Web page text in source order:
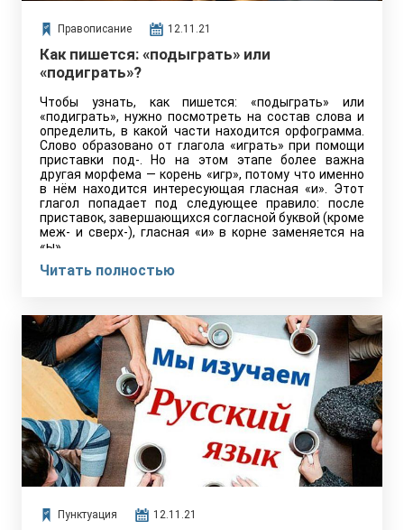
Правописание 12.11.21
Как пишется: «подыграть» или
«подиграть»?
Чтобы узнать, как пишется: «подыграть» или
«подиграть», нужно посмотреть на состав слова и
определить, в какой части находится орфограмма.
Слово образовано от глагола «играть» при помощи
приставки под-. Но на этом этапе более важна
другая морфема — корень «игр», потому что именно
в нём находится интересующая гласная «и». Этот
глагол попадает под следующее правило: после
приставок, завершающихся согласной буквой (кроме
меж- и сверх-), гласная «и» в корне заменяется на
«ы».…
Читать полностью
Пунктуация 12.11.21